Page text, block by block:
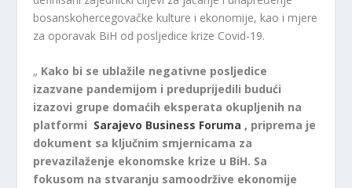
bosanskohercegovačke kulture i ekonomije, kao i mjere
za oporavak BiH od posljedice krize Covid-19.
„ Kako bi se ublažile negativne posljedice
izazvane pandemijom i preduprijedili budući
izazovi grupe domaćih eksperata okupljenih na
platformi Sarajevo Business Foruma , priprema je
dokument sa ključnim smjernicama za
prevazilaženje ekonomske krize u BiH. Sa
fokusom na stvaranju samoodržive ekonomije